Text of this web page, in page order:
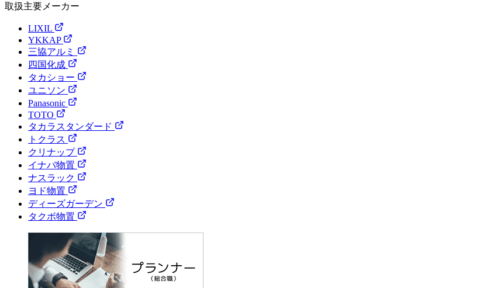
取扱主要メーカー
LIXIL
YKKAP
三協アルミ
四国化成
タカショー
ユニソン
Panasonic
TOTO
タカラスタンダード
トクラス
クリナップ
イナバ物置
ナスラック
ヨド物置
ディーズガーデン
タクボ物置